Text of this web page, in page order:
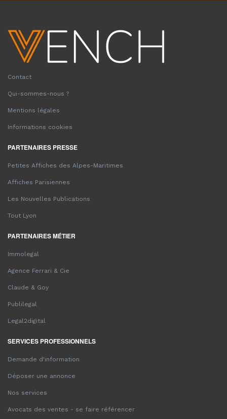
Contact
Qui-sommes-nous ?
Mentions légales
Informations cookies
PARTENAIRES PRESSE
Petites Affiches des Alpes-Maritimes
Affiches Parisiennes
Les Nouvelles Publications
Tout Lyon
PARTENAIRES MÉTIER
Immolegal
Agence Ferrari & Cie
Claude & Goy
Publilegal
Legal2digital
SERVICES PROFESSIONNELS
Demande d'information
Déposer une annonce
Nos services
Avocats des ventes - se faire référencer